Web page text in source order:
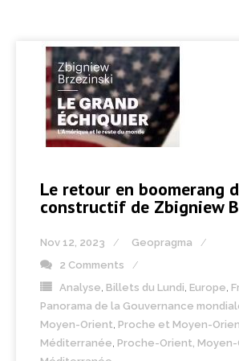
Le retour en boomerang
constructif de Zbigniew
Nov 12, 2023
Geopragma
2 Comments
Analyse Billets du Lundi Europe
Panorama de la Gouvernance
Moyen-Orient Proche et Moyen-
Méditerranée Proche-Orient,